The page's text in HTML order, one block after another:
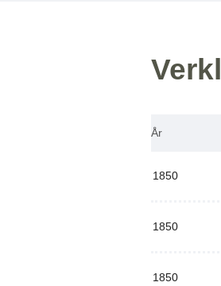
År
1850
1850
1850